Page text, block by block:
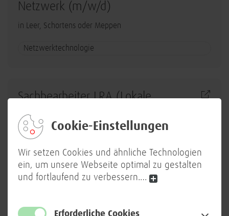
Cookie-Einstellungen
Wir setzen Cookies und ähnliche Technologien
ein, um unsere Webseite optimal zu gestalten
und fortlaufend zu verbessern.…
Erforderliche Cookies
Netzwerk (m/w/d)
in Leer, Schortens oder Meppen
Netzwerktechnologie
Sachbearbeiter LRA (Lokale
Registrierungs- und
Ausweisstelle) (m/w/d)
in Berlin
Workplace